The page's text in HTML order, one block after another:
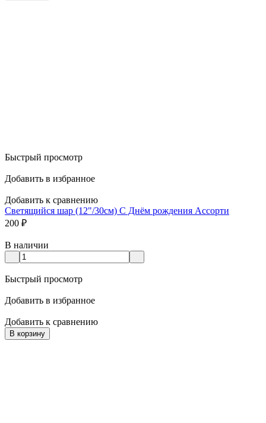
Быстрый просмотр
Добавить в избранное
Добавить к сравнению
Светящийся шар (12"/30см) С Днём рождения Ассорти
200 ₽
В наличии
Быстрый просмотр
Добавить в избранное
Добавить к сравнению
В корзину